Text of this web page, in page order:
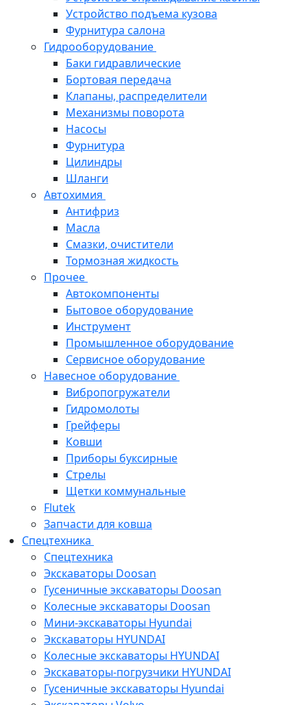
Устройство подъема кузова
Фурнитура салона
Гидрооборудование
Баки гидравлические
Бортовая передача
Клапаны, распределители
Механизмы поворота
Насосы
Фурнитура
Цилиндры
Шланги
Автохимия
Антифриз
Масла
Смазки, очистители
Тормозная жидкость
Прочее
Автокомпоненты
Бытовое оборудование
Инструмент
Промышленное оборудование
Сервисное оборудование
Навесное оборудование
Вибропогружатели
Гидромолоты
Грейферы
Ковши
Приборы буксирные
Стрелы
Щетки коммунальные
Flutek
Запчасти для ковша
Спецтехника
Спецтехника
Экскаваторы Doosan
Гусеничные экскаваторы Doosan
Колесные экскаваторы Doosan
Мини-экскаваторы Hyundai
Экскаваторы HYUNDAI
Колесные экскаваторы HYUNDAI
Экскаваторы-погрузчики HYUNDAI
Гусеничные экскаваторы Hyundai